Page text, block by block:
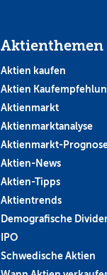
Aktienthemen
Aktien kaufen
Aktien
Aktienmarkt
Aktienmarktanalyse
Aktienmarkt-
Aktien-News
Aktien-Tipps
Aktientrends
Demografische
IPO
Schwedische Aktien